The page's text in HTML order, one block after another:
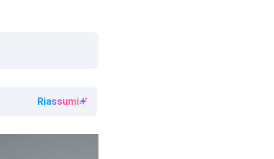
Riassumi